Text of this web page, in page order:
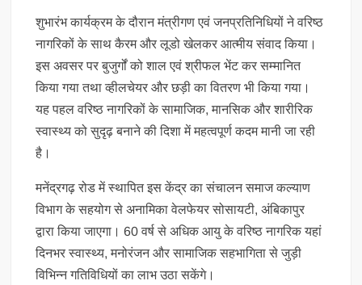
शुभारंभ कार्यक्रम के दौरान मंत्रीगण एवं जनप्रतिनिधियों ने वरिष्ठ
नागरिकों के साथ कैरम और लूडो खेलकर आत्मीय संवाद किया।
इस अवसर पर बुजुर्गों को शाल एवं श्रीफल भेंट कर सम्मानित
किया गया तथा व्हीलचेयर और छड़ी का वितरण भी किया गया।
यह पहल वरिष्ठ नागरिकों के सामाजिक, मानसिक और शारीरिक
स्वास्थ्य को सुदृढ़ बनाने की दिशा में महत्वपूर्ण कदम मानी जा रही
है।
मनेंद्रगढ़ रोड में स्थापित इस केंद्र का संचालन समाज कल्याण
विभाग के सहयोग से अनामिका वेलफेयर सोसायटी, अंबिकापुर
द्वारा किया जाएगा। 60 वर्ष से अधिक आयु के वरिष्ठ नागरिक यहां
दिनभर स्वास्थ्य, मनोरंजन और सामाजिक सहभागिता से जुड़ी
विभिन्न गतिविधियों का लाभ उठा सकेंगे।